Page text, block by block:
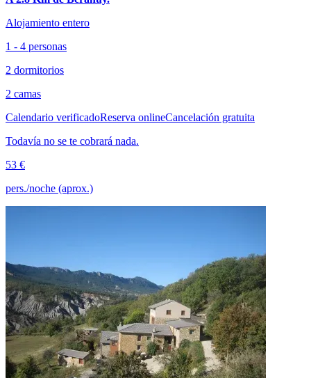
Alojamiento entero
1 - 4 personas
2 dormitorios
2 camas
Calendario verificadoReserva onlineCancelación gratuita
Todavía no se te cobrará nada.
53 €
pers./noche (aprox.)